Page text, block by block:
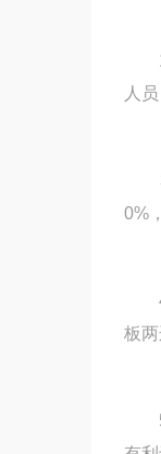
1.
人
3.
0%
4.
板
5.